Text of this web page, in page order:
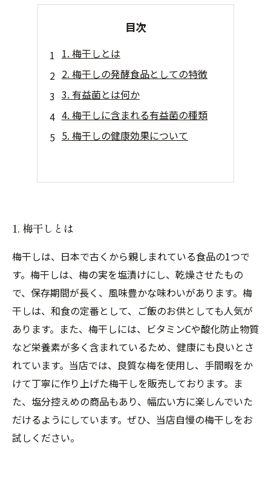
目次
1. 梅干しとは
2. 梅干しの発酵食品としての特徴
3. 有益菌とは何か
4. 梅干しに含まれる有益菌の種類
5. 梅干しの健康効果について
1. 梅干しとは
梅干しは、日本で古くから親しまれている食品の1つで
す。梅干しは、梅の実を塩漬けにし、乾燥させたもの
で、保存期間が長く、風味豊かな味わいがあります。梅
干しは、和食の定番として、ご飯のお供としても人気が
あります。また、梅干しには、ビタミンCや酸化防止物質
など栄養素が多く含まれているため、健康にも良いとさ
れています。当店では、良質な梅を使用し、手間暇をか
けて丁寧に作り上げた梅干しを販売しております。ま
た、塩分控えめの商品もあり、幅広い方に楽しんでいた
だけるようにしています。ぜひ、当店自慢の梅干しをお
試しください。